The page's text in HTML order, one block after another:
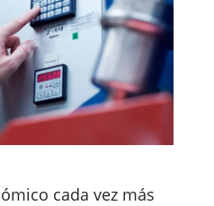
cada vez más